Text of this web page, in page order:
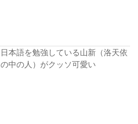
日本語を勉強している山新（洛天依
の中の人）がクッソ可愛い